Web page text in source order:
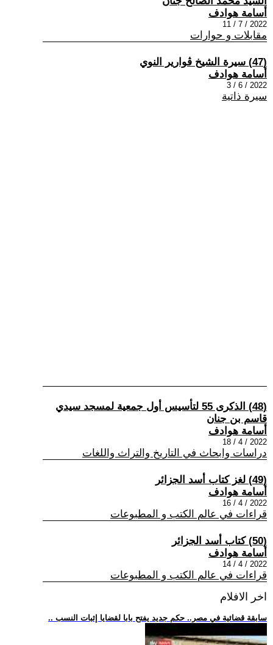
أسامة هوادف
2022 / 7 / 11
مقابلات و حوارات
(47) سيرة الشيخ ڨوارير النوي
أسامة هوادف
2022 / 6 / 3
سيرة ذاتية
(48) الذكرى 55 لتأسيس أول جمعية لمسجد سيدي
قاسم بن جنان
أسامة هوادف
2022 / 4 / 18
دراسات وابحاث في التاريخ والتراث واللغات
(49) لغز كتاب أسد الجزائر
أسامة هوادف
2022 / 4 / 16
قراءات في عالم الكتب و المطبوعات
(50) كتاب أسد الجزائر
أسامة هوادف
2022 / 4 / 14
قراءات في عالم الكتب و المطبوعات
اخر الافلام
.. سابقة قضائية في مصر.. حكم جديد يفتح بابا لقضايا إثبات النسب